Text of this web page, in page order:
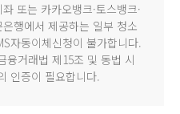
또는 카카오뱅크·토스뱅크·
행에서 제공하는 일부 청소
자동이체신청이 불가합니다.
융거래법 제15조 및 동법 시
인증이 필요합니다.